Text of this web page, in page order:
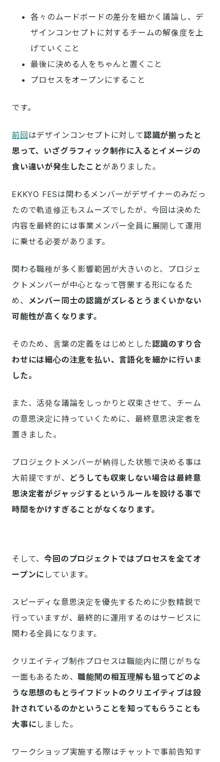
各々のムードボードの差分を細かく議論し、デ
ザインコンセプトに対するチームの解像度を上
げていくこと
最後に決める人をちゃんと置くこと
プロセスをオープンにすること
です。
前回 はデザインコンセプトに対して認識が揃ったと
思って、いざグラフィック制作に入るとイメージの
食い違いが発生したことがありました。
EKKYO FESは関わるメンバーがデザイナーのみだっ
たので軌道修正もスムーズでしたが、今回は決めた
内容を最終的には事業メンバー全員に展開して運用
に乗せる必要があります。
関わる職種が多く影響範囲が大きいのと、プロジェ
クトメンバーが中心となって啓蒙する形になるた
め、 メンバー同士の認識がズレるとうまくいかない
可能性が高くなります。
そのため、言葉の定義をはじめとした認識のすり合
わせには細心の注意を払い、言語化を細かに行いま
した。
また、活発な議論をしっかりと収束させて、チーム
の意思決定に持っていくために、最終意思決定者を
置きました。
プロジェクトメンバーが納得した状態で決める事は
大前提ですが、
どうしても収束しない場合は最終意
思決定者がジャッジするというルールを設ける事で
時間をかけすぎることがなくなります。
そして、今回のプロジェクトではプロセスを全てオ
ープンに しています。
スピーディな意思決定を優先するために少数精鋭で
行っていますが、最終的に運用するのはサービスに
関わる全員になります。
クリエイティブ制作プロセスは職能内に閉じがちな
一面もあるため、職能間の相互理解も狙ってどのよ
うな思想のもとライフドットのクリエイティブは設
計されているのかということを知ってもらうことも
大事にしました。
ワークショップ実施する際はチャットで事前告知す